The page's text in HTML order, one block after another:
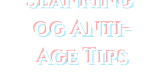
og Anti-
Age Tips